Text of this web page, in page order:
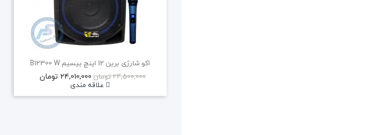
اکو شارژی برین 12 اینچ بیسیم B12300 W
24,500,000 تومان
24,010,000 تومان
علاقه مندی